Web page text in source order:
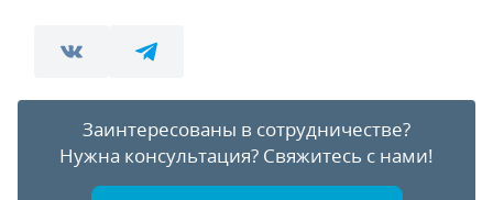
Заинтересованы в сотрудничестве?
Нужна консультация? Свяжитесь с нами!